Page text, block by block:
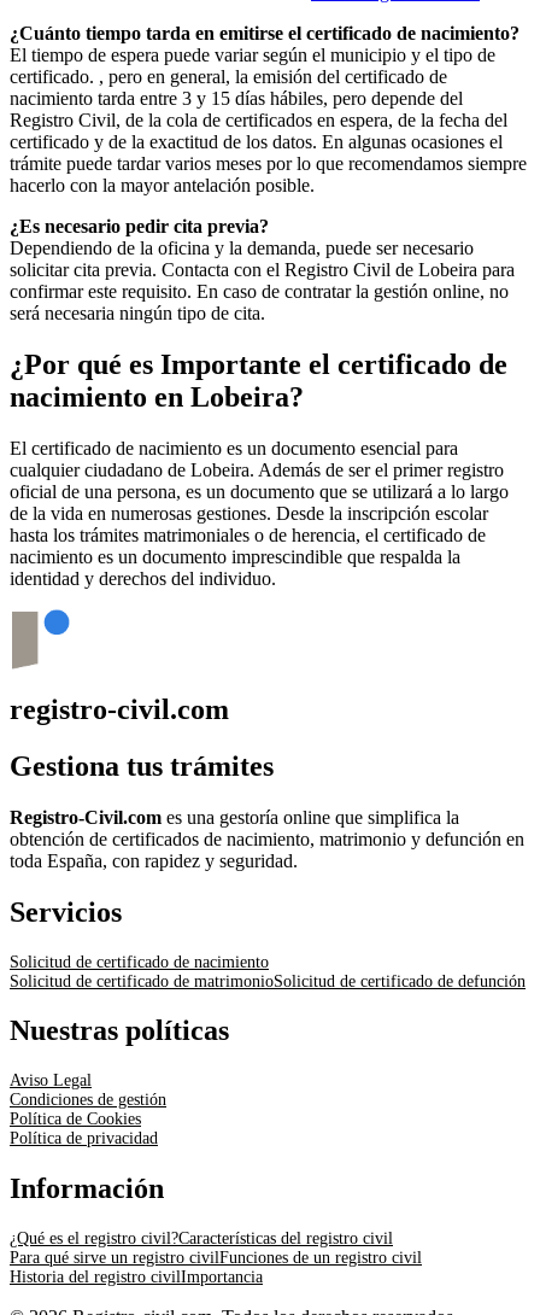
¿Cuánto tiempo tarda en emitirse el certificado de nacimiento?
El tiempo de espera puede variar según el municipio y el tipo de
certificado. , pero en general, la emisión del certificado de
nacimiento tarda entre 3 y 15 días hábiles, pero depende del
Registro Civil, de la cola de certificados en espera, de la fecha del
certificado y de la exactitud de los datos. En algunas ocasiones el
trámite puede tardar varios meses por lo que recomendamos siempre
hacerlo con la mayor antelación posible.
¿Es necesario pedir cita previa?
Dependiendo de la oficina y la demanda, puede ser necesario
solicitar cita previa. Contacta con el Registro Civil de Lobeira para
confirmar este requisito. En caso de contratar la gestión online, no
será necesaria ningún tipo de cita.
¿Por qué es Importante el certificado de
nacimiento en Lobeira?
El certificado de nacimiento es un documento esencial para
cualquier ciudadano de Lobeira. Además de ser el primer registro
oficial de una persona, es un documento que se utilizará a lo largo
de la vida en numerosas gestiones. Desde la inscripción escolar
hasta los trámites matrimoniales o de herencia, el certificado de
nacimiento es un documento imprescindible que respalda la
identidad y derechos del individuo.
registro-civil.com
Gestiona tus trámites
Registro-Civil.com es una gestoría online que simplifica la
obtención de certificados de nacimiento, matrimonio y defunción en
toda España, con rapidez y seguridad.
Servicios
Solicitud de certificado de nacimiento
Solicitud de certificado de matrimonioSolicitud de certificado de defunción
Nuestras políticas
Aviso Legal
Condiciones de gestión
Política de Cookies
Política de privacidad
Información
¿Qué es el registro civil?Características del registro civil
Para qué sirve un registro civilFunciones de un registro civil
Historia del registro civilImportancia